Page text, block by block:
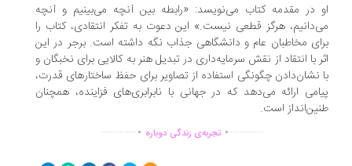
در مقدمه کتاب می‌نویسد: «رابطه بین آنچه می‌بینیم و آنچه
هرگز قطعی نیست.» این دعوت به تفکر انتقادی، کتاب را
مخاطبان عام و دانشگاهی جذاب نگه داشته است. برجر در این
با انتقاد از نقش سرمایه‌داری در تبدیل هنر به کالایی برای نخبگان و
نشان‌دادن چگونگی استفاده از تصاویر برای حفظ ساختارهای قدرت،
ارائه می‌دهد که در جهانی با نابرابری‌های فزاینده، همچنان
است.
............... .تجربه‌ی زندگی دوباره ...............